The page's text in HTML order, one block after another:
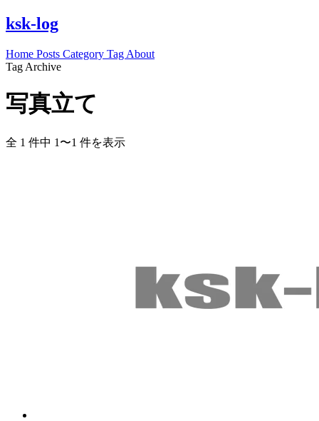
ksk-log
Home Posts Category Tag About
Tag Archive
写真立て
全 1 件中 1〜1 件を表示